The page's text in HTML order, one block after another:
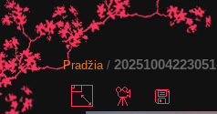
Pradžia/